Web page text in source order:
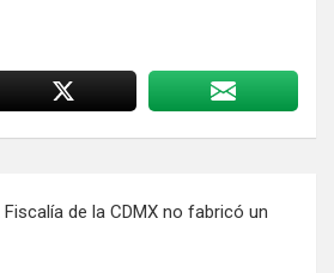
de la CDMX no fabricó un